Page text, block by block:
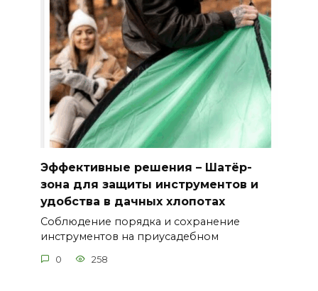
Эффективные решения – Шатёр-
зона для защиты инструментов и
удобства в дачных хлопотах
Соблюдение порядка и сохранение
инструментов на приусадебном
0 258